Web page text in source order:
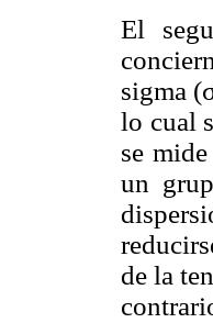
El
sigma
lo cual
se
un
de la